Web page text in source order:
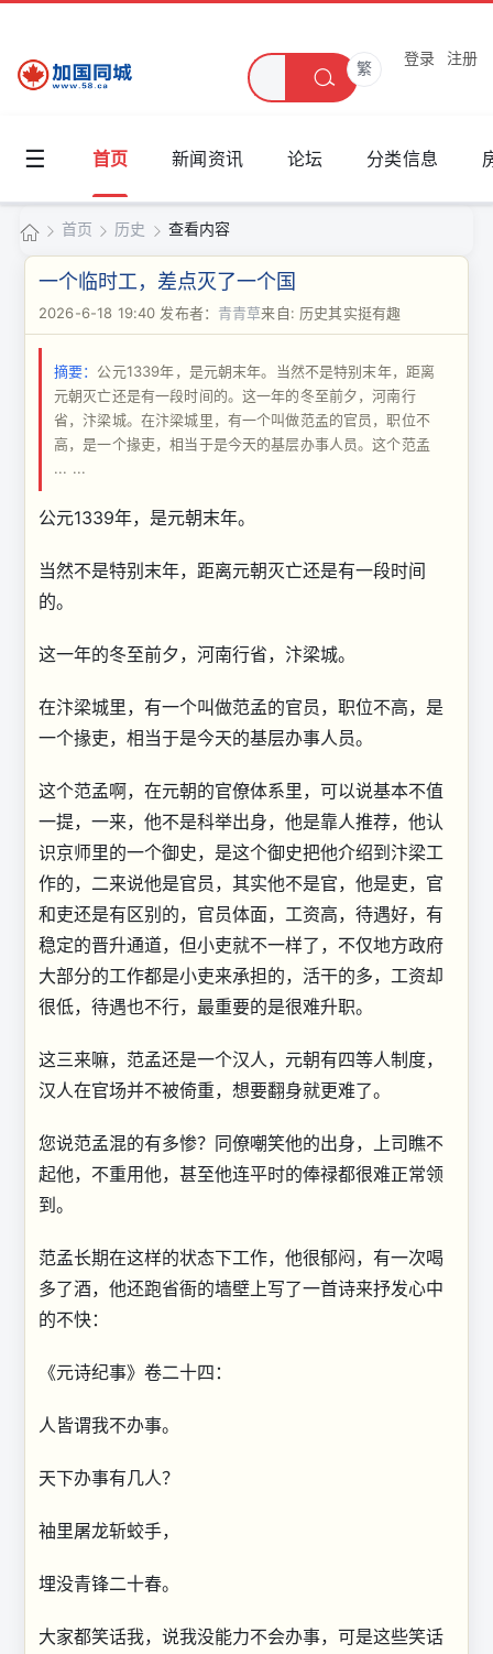
繁
登录 注册
☰ 首页 新闻资讯 论坛 分类信息
加
同
›
首页
›
历史
›
查看内容
一个临时工，差点灭了一个国
2026-6-18 19:40 发布者： 青青草来自: 历史其实挺有趣
摘要： 公元1339年，是元朝末年。当然不是特别末年，距离
元朝灭亡还是有一段时间的。这一年的冬至前夕，河南行
省，汴梁城。在汴梁城里，有一个叫做范孟的官员，职位不
高，是一个掾吏，相当于是今天的基层办事人员。这个范孟
... ...
公元1339年，是元朝末年。
当然不是特别末年，距离元朝灭亡还是有一段时间
的。
这一年的冬至前夕，河南行省，汴梁城。
在汴梁城里，有一个叫做范孟的官员，职位不高，是
一个掾吏，相当于是今天的基层办事人员。
这个范孟啊，在元朝的官僚体系里，可以说基本不值
一提，一来，他不是科举出身，他是靠人推荐，他认
识京师里的一个御史，是这个御史把他介绍到汴梁工
作的，二来说他是官员，其实他不是官，他是吏，官
和吏还是有区别的，官员体面，工资高，待遇好，有
稳定的晋升通道，但小吏就不一样了，不仅地方政府
大部分的工作都是小吏来承担的，活干的多，工资却
很低，待遇也不行，最重要的是很难升职。
这三来嘛，范孟还是一个汉人，元朝有四等人制度，
汉人在官场并不被倚重，想要翻身就更难了。
您说范孟混的有多惨？同僚嘲笑他的出身，上司瞧不
起他，不重用他，甚至他连平时的俸禄都很难正常领
到。
范孟长期在这样的状态下工作，他很郁闷，有一次喝
多了酒，他还跑省衙的墙壁上写了一首诗来抒发心中
的不快：
《元诗纪事》卷二十四：
人皆谓我不办事。
天下办事有几人？
袖里屠龙斩蛟手，
埋没青锋二十春。
大家都笑话我，说我没能力不会办事，可是这些笑话